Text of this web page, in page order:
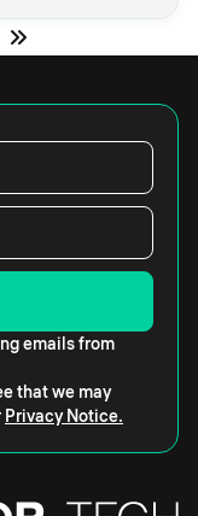
emails from
that we may
Privacy Notice.